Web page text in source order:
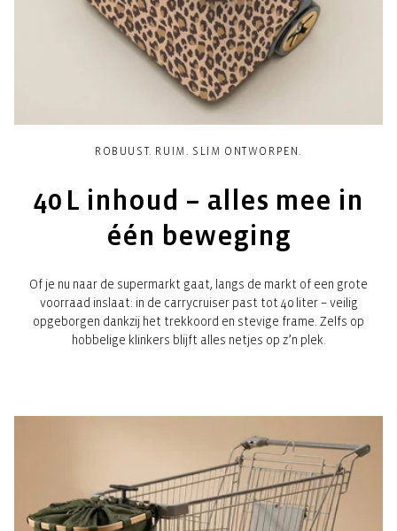
ROBUUST. RUIM. SLIM ONTWORPEN.
40 L inhoud – alles mee in
één beweging
Of je nu naar de supermarkt gaat, langs de markt of een grote
voorraad inslaat: in de carrycruiser past tot 40 liter – veilig
opgeborgen dankzij het trekkoord en stevige frame. Zelfs op
hobbelige klinkers blijft alles netjes op z’n plek.